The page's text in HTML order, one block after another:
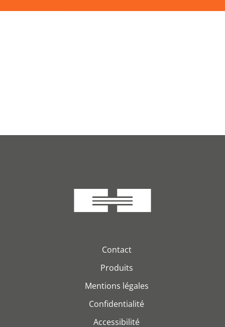
Contact
Produits
Mentions légales
Confidentialité
Accessibilité